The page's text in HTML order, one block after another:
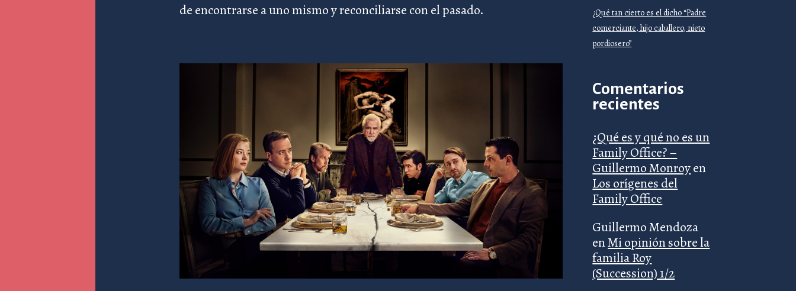
de encontrarse a uno mismo y reconciliarse con el pasado.
¿Qué tan cierto es el dicho “Padre
comerciante, hijo caballero, nieto
pordiosero”
Comentarios
recientes
¿Qué es y qué no es un
Family Office? –
Guillermo Monroyen
Los orígenes del
Family Office
Guillermo Mendoza
enMi opinión sobre la
familia Roy
(Succession) 1/2